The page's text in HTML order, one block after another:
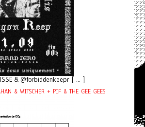
& @forbiddenkeepr [ ... ]
& WITSCHER + PIF & THE GEE GEES